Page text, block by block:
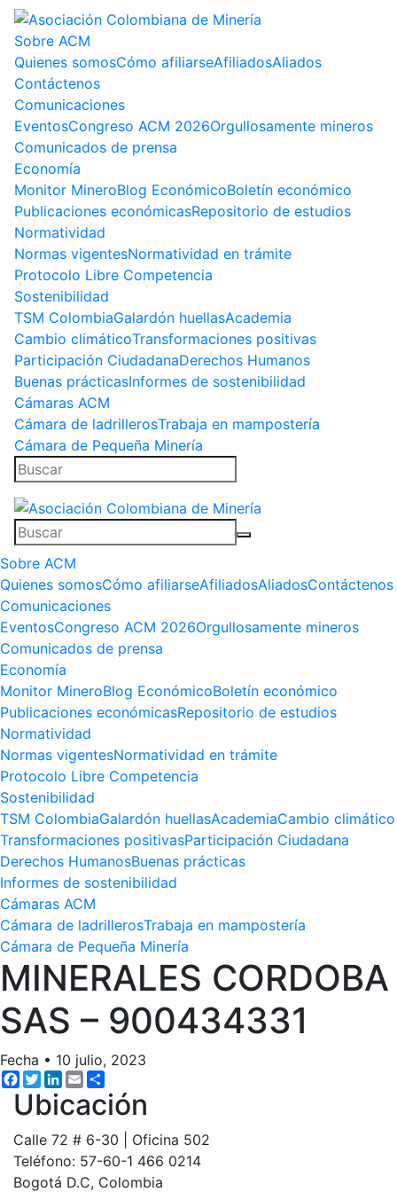
Sobre ACM
Quienes somosCómo afiliarseAfiliadosAliados
Contáctenos
Comunicaciones
EventosCongreso ACM 2026Orgullosamente mineros
Comunicados de prensa
Economía
Monitor MineroBlog EconómicoBoletín económico
Publicaciones económicasRepositorio de estudios
Normatividad
Normas vigentesNormatividad en trámite
Protocolo Libre Competencia
Sostenibilidad
TSM ColombiaGalardón huellasAcademia
Cambio climáticoTransformaciones positivas
Participación CiudadanaDerechos Humanos
Buenas prácticasInformes de sostenibilidad
Cámaras ACM
Cámara de ladrillerosTrabaja en mampostería
Cámara de Pequeña Minería
Sobre ACM
Quienes somosCómo afiliarseAfiliadosAliadosContáctenos
Comunicaciones
EventosCongreso ACM 2026Orgullosamente mineros
Comunicados de prensa
Economía
Monitor MineroBlog EconómicoBoletín económico
Publicaciones económicasRepositorio de estudios
Normatividad
Normas vigentesNormatividad en trámite
Protocolo Libre Competencia
Sostenibilidad
TSM ColombiaGalardón huellasAcademiaCambio climático
Transformaciones positivasParticipación Ciudadana
Derechos HumanosBuenas prácticas
Informes de sostenibilidad
Cámaras ACM
Cámara de ladrillerosTrabaja en mampostería
Cámara de Pequeña Minería
MINERALES CORDOBA
SAS – 900434331
Fecha • 10 julio, 2023
Facebook
TwitterLinkedIn
Email
Ubicación
Calle 72 # 6-30 | Oficina 502
Teléfono: 57-60-1 466 0214
Bogotá D.C, Colombia